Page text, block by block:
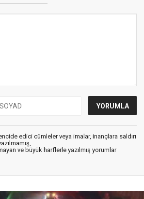
edici cümleler veya imalar, inançlara saldırı
ve büyük harflerle yazılmış yorumlar